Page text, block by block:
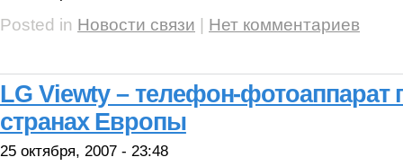
Posted in Новости связи | Нет комментариев
LG Viewty – телефон-фотоаппарат
странах Европы
25 октября, 2007 - 23:48